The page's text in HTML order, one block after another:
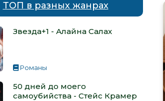
ТОП в разных жанрах
Звезда+1 - Алайна Салах
Романы
50 дней до моего
самоубийства - Стейс Крамер